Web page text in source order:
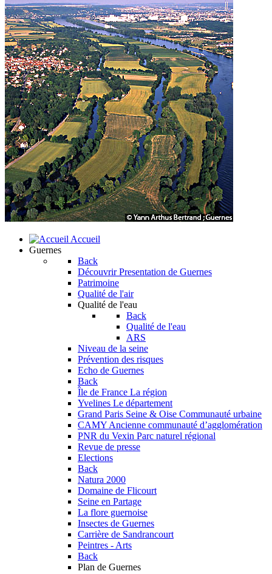
Accueil
Guernes
Back
Découvrir Presentation de Guernes
Patrimoine
Qualité de l'air
Qualité de l'eau
Back
Qualité de l'eau
ARS
Niveau de la seine
Prévention des risques
Echo de Guernes
Back
Île de France La région
Yvelines Le département
Grand Paris Seine & Oise Communauté urbaine
CAMY Ancienne communauté d’agglomération
PNR du Vexin Parc naturel régional
Revue de presse
Elections
Back
Natura 2000
Domaine de Flicourt
Seine en Partage
La flore guernoise
Insectes de Guernes
Carrière de Sandrancourt
Peintres - Arts
Back
Plan de Guernes